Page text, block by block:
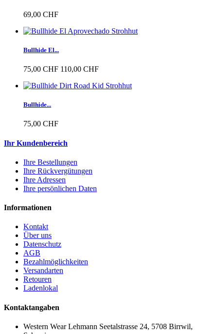
69,00 CHF
Bullhide El...
75,00 CHF 110,00 CHF
Bullhide...
75,00 CHF
Ihr Kundenbereich
Ihre Bestellungen
Ihre Rückvergütungen
Ihre Adressen
Ihre persönlichen Daten
Informationen
Kontakt
Über uns
Datenschutz
AGB
Bezahlmöglichkeiten
Versandarten
Retouren
Ladenlokal
Kontaktangaben
Western Wear Lehmann Seetalstrasse 24, 5708 Birrwil,